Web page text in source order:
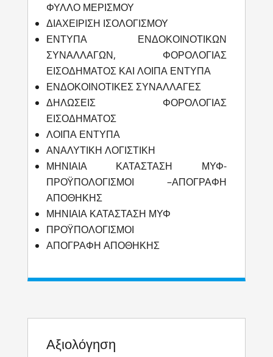
ΦΥΛΛΟ ΜΕΡΙΣΜΟΥ
ΔΙΑΧΕΙΡΙΣΗ ΙΣΟΛΟΓΙΣΜΟΥ
ΕΝΤΥΠΑ ΕΝΔΟΚΟΙΝΟΤΙΚΩΝ
ΣΥΝΑΛΛΑΓΩΝ, ΦΟΡΟΛΟΓΙΑΣ
ΕΙΣΟΔΗΜΑΤΟΣ ΚΑΙ ΛΟΙΠΑ ΕΝΤΥΠΑ
ΕΝΔΟΚΟΙΝΟΤΙΚΕΣ ΣΥΝΑΛΛΑΓΕΣ
ΔΗΛΩΣΕΙΣ ΦΟΡΟΛΟΓΙΑΣ
ΕΙΣΟΔΗΜΑΤΟΣ
ΛΟΙΠΑ ΕΝΤΥΠΑ
ΑΝΑΛΥΤΙΚΗ ΛΟΓΙΣΤΙΚΗ
ΜΗΝΙΑΙΑ ΚΑΤΑΣΤΑΣΗ ΜΥΦ-
ΠΡΟΫΠΟΛΟΓΙΣΜΟΙ –ΑΠΟΓΡΑΦΗ
ΑΠΟΘΗΚΗΣ
ΜΗΝΙΑΙΑ ΚΑΤΑΣΤΑΣΗ ΜΥΦ
ΠΡΟΫΠΟΛΟΓΙΣΜΟΙ
ΑΠΟΓΡΑΦΗ ΑΠΟΘΗΚΗΣ
Αξιολόγηση